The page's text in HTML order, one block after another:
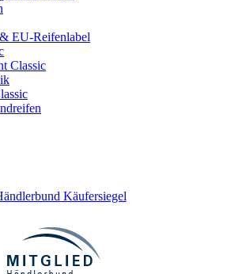
EU-Reifenlabel
Classic